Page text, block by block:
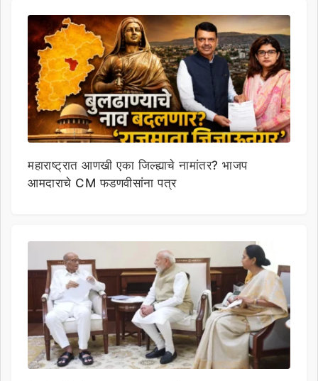
महाराष्ट्रात आणखी एका जिल्ह्याचे नामांतर? भाजप
आमदाराचे CM फडणवीसांना पत्र